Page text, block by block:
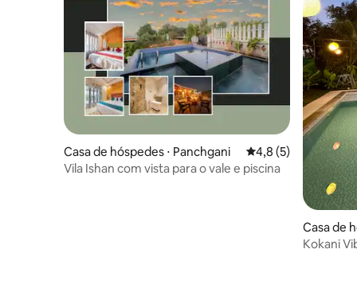
Casa de hóspedes ⋅ Panchgani 4,8 de uma
4,8 (5)
Vila Ishan com vista para o vale e piscina
Casa de
Kokani